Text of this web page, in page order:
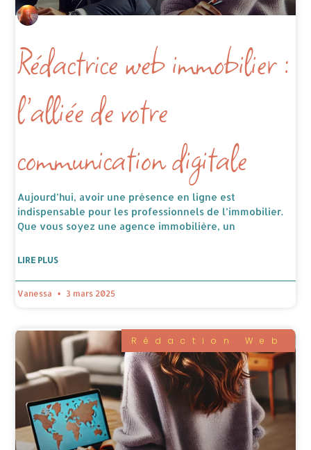
Rédactrice web immobilier :
l’alliée de votre
communication digitale
Aujourd’hui, avoir une présence en ligne est
indispensable pour les professionnels de l’immobilier.
Que vous soyez une agence immobilière, un
LIRE PLUS
Vanessa 3 mars 2025
Rédaction Web